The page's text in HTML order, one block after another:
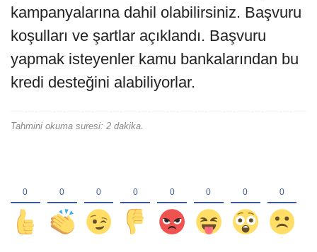
kampanyalarına dahil olabilirsiniz. Başvuru
koşulları ve şartlar açıklandı. Başvuru
yapmak isteyenler kamu bankalarından bu
kredi desteğini alabiliyorlar.
Tahmini okuma suresi: 2 dakika.